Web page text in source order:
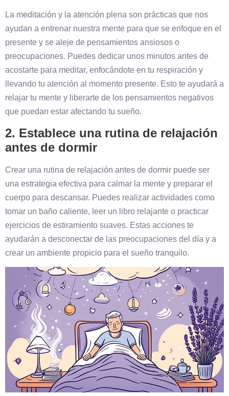
La meditación y la atención plena son prácticas que nos
ayudan a entrenar nuestra mente para que se enfoque en el
presente y se aleje de pensamientos ansiosos o
preocupaciones. Puedes dedicar unos minutos antes de
acostarte para meditar, enfocándote en tu respiración y
llevando tu atención al momento presente. Esto te ayudará a
relajar tu mente y liberarte de los pensamientos negativos
que puedan estar afectando tu sueño.
2. Establece una rutina de relajación
antes de dormir
Crear una rutina de relajación antes de dormir puede ser
una estrategia efectiva para calmar la mente y preparar el
cuerpo para descansar. Puedes realizar actividades como
tomar un baño caliente, leer un libro relajante o practicar
ejercicios de estiramiento suaves. Estas acciones te
ayudarán a desconectar de las preocupaciones del día y a
crear un ambiente propicio para el sueño tranquilo.